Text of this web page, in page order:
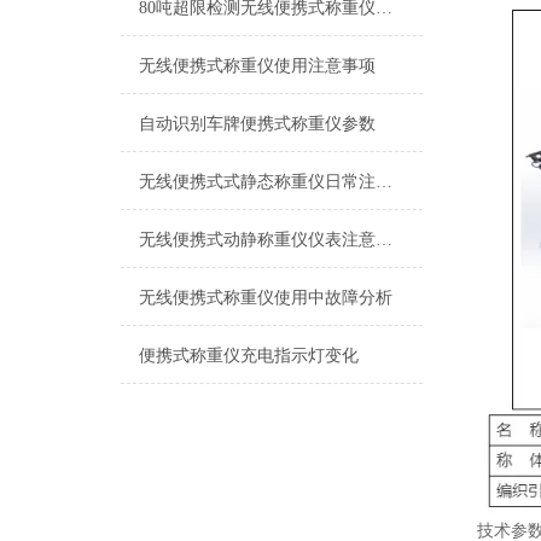
80吨超限检测无线便携式称重仪产品特点
无线便携式称重仪使用注意事项
自动识别车牌便携式称重仪参数
无线便携式式静态称重仪日常注意事项
无线便携式动静称重仪仪表注意事项
无线便携式称重仪使用中故障分析
便携式称重仪充电指示灯变化
技术参